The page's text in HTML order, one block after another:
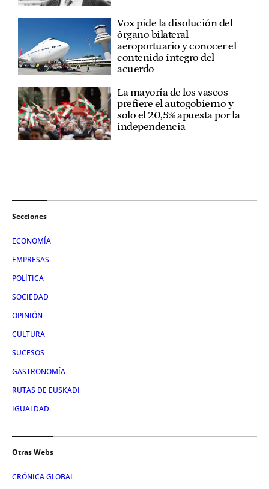
Vox pide la disolución del
órgano bilateral
aeroportuario y conocer el
contenido íntegro del
acuerdo
La mayoría de los vascos
prefiere el autogobierno y
solo el 20,5% apuesta por la
independencia
Secciones
ECONOMÍA
EMPRESAS
POLÍTICA
SOCIEDAD
OPINIÓN
CULTURA
SUCESOS
GASTRONOMÍA
RUTAS DE EUSKADI
IGUALDAD
Otras Webs
CRÓNICA GLOBAL